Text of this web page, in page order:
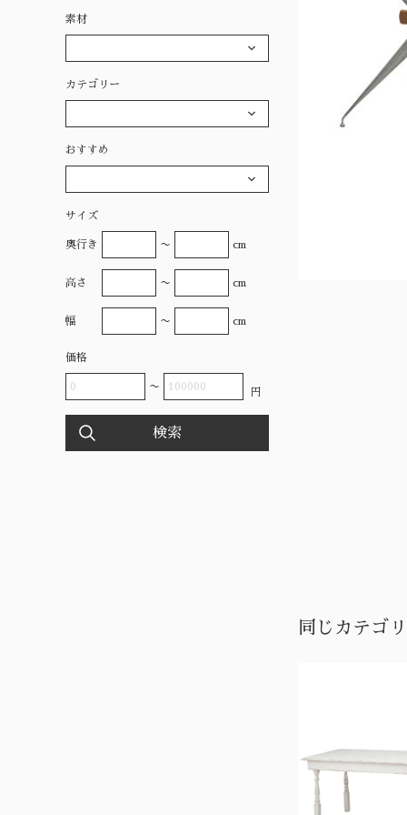
同じカテゴ
素材
カテゴリー
おすすめ
サイズ
奥行き 〜 cm
高さ 〜 cm
幅 〜 cm
価格
〜 円
検索